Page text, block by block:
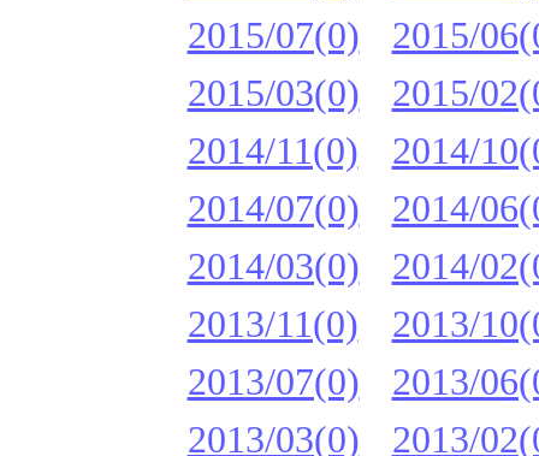
2015/07(0)
2015/
2015/03(0)
2015/
2014/11(0)
2014/
2014/07(0)
2014/
2014/03(0)
2014/
2013/11(0)
2013/
2013/07(0)
2013/
2013/03(0)
2013/